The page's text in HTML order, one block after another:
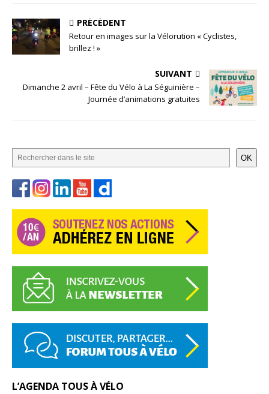
PRÉCÉDENT
Retour en images sur la Vélorution « Cyclistes,
brillez ! »
SUIVANT
Dimanche 2 avril – Fête du Vélo à La Séguinière –
Journée d’animations gratuites
OK
L’AGENDA TOUS À VÉLO